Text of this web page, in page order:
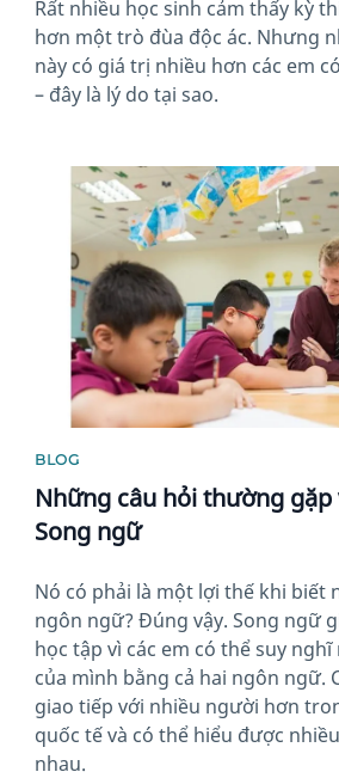
Rất nhiều học sinh cảm thấy kỳ
hơn một trò đùa độc ác. Nhưng
này có giá trị nhiều hơn các em
– đây là lý do tại sao.
News image
BLOG
Những câu hỏi thường gặp
Song ngữ
Nó có phải là một lợi thế khi biết
ngôn ngữ? Đúng vậy. Song ngữ
học tập vì các em có thể suy
của mình bằng cả hai ngôn ngữ.
giao tiếp với nhiều người hơn
quốc tế và có thể hiểu được
nhau.